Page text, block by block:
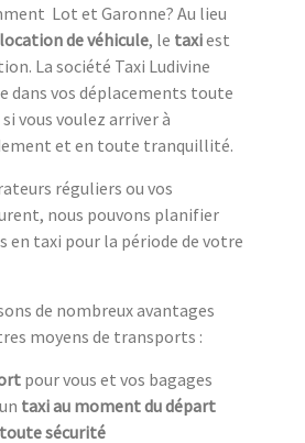
Lot et Garonne? Au lieu
location de véhicule, le taxiest
La société Taxi Ludivine
dans vos déplacements toute
vous voulez arriver à
et en toute tranquillité.
réguliers ou vos
nous pouvons planifier
en taxi pour la période de votre
de nombreux avantages
moyens de transports :
pour vous et vos bagages
taxi au moment du départ
sécurité